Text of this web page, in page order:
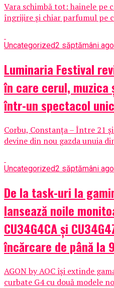
Vara schimbă tot: hainele pe
îngrijire și chiar parfumul pe
Uncategorized2 săptămâni ago
Luminaria Festival
în care cerul, muzica
într-un spectacol unic
Corbu, Constanța – Între 21
devine din nou gazda unuia
Uncategorized2 săptămâni ago
De la task-uri la
lansează noile
CU34G4CA și
încărcare de până la
AGON by AOC își extinde
curbate G4 cu două modele